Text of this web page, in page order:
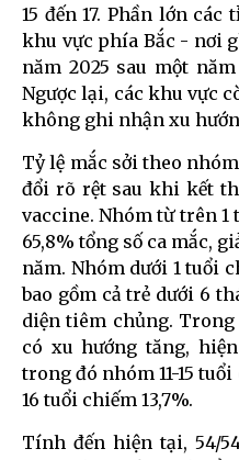
15 đến 17. Phần lớn
khu vực phía Bắc - nơi
năm 2025 sau một
Ngược lại, các khu vực
không ghi nhận xu
Tỷ lệ mắc sởi theo
đổi rõ rệt sau khi kết
vaccine. Nhóm từ trên 1
65,8% tổng số ca mắc,
năm. Nhóm dưới 1 tuổi
bao gồm cả trẻ dưới 6
diện tiêm chủng.
có xu hướng tăng, hiện
trong đó nhóm 11-15
16 tuổi chiếm 13,7%.
Tính đến hiện tại, 54/